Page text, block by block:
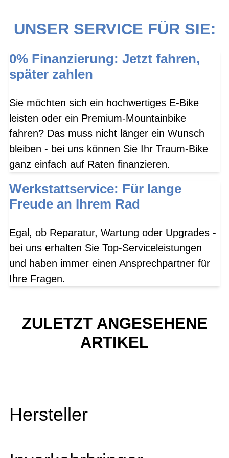
UNSER SERVICE FÜR SIE:
0% Finanzierung: Jetzt fahren,
später zahlen
Sie möchten sich ein hochwertiges E-Bike
leisten oder ein Premium-Mountainbike
fahren? Das muss nicht länger ein Wunsch
bleiben - bei uns können Sie Ihr Traum-Bike
ganz einfach auf Raten finanzieren.
Werkstattservice: Für lange
Freude an Ihrem Rad
Egal, ob Reparatur, Wartung oder Upgrades -
bei uns erhalten Sie Top-Serviceleistungen
und haben immer einen Ansprechpartner für
Ihre Fragen.
ZULETZT ANGESEHENE
ARTIKEL
Hersteller